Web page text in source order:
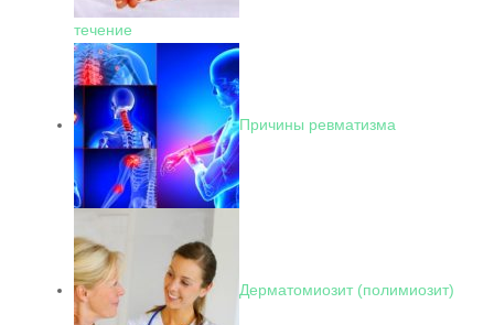
течение
Причины ревматизма
Дерматомиозит (полимиозит)